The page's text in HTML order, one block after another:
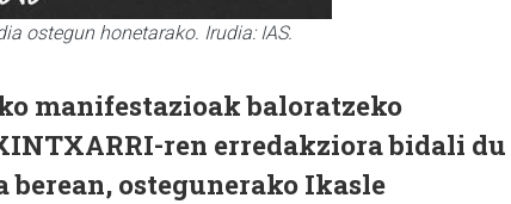
ostegun honetarako. Irudia: IAS.
manifestazioak baloratzeko
ren erredakziora bidali du
berean, ostegunerako Ikasle